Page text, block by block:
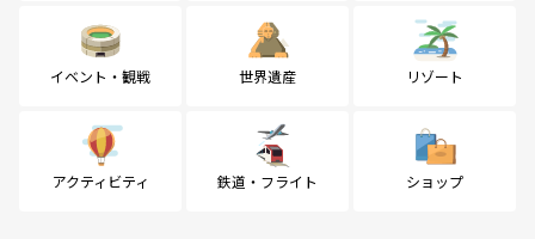
イベント・観戦 世界遺産 リゾート
アクティビティ 鉄道・フライト ショップ